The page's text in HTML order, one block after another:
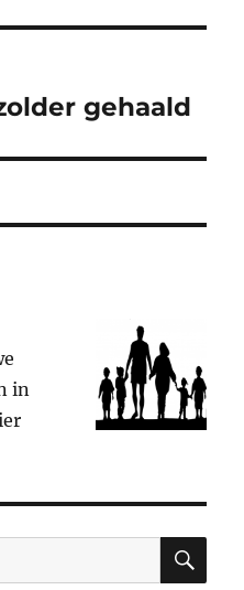
gehaald
in